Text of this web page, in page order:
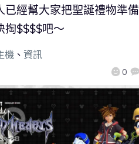
0
已經幫大家把聖誕禮物準備
掏$$$$吧～
機、 資訊